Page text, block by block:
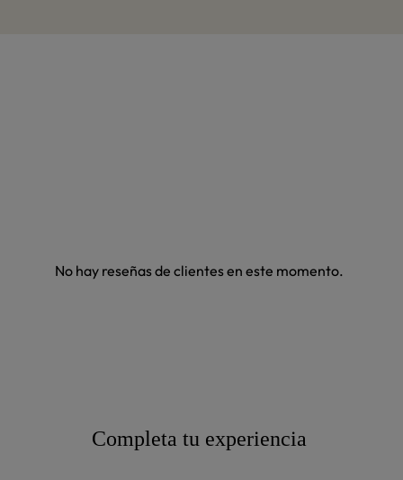
No hay reseñas de clientes en este momento.
Completa tu experiencia